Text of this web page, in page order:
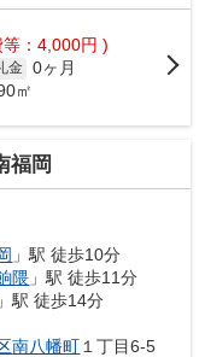
：4,000円 )
金 0ヶ月
㎡
福岡
」駅 徒歩10分
隈 」駅 徒歩11分
」駅 徒歩14分
南八幡町 １丁目6-5